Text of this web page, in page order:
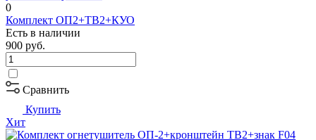
0
Комплект ОП2+ТВ2+КУО
Есть в наличии
900 руб.
Сравнить
Купить
Хит